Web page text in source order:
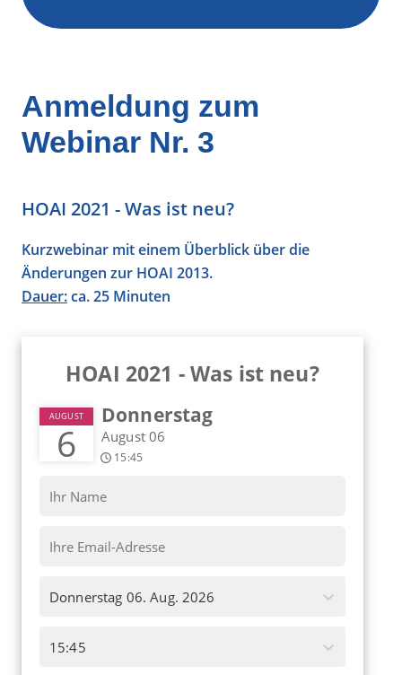
Anmeldung zum
Webinar Nr. 3
HOAI 2021 - Was ist neu?
Kurzwebinar mit einem Überblick über die
Änderungen zur HOAI 2013.
Dauer:ca. 25 Minuten
HOAI 2021 - Was ist neu?
AUGUST
6
Donnerstag
August 06
15:45
Donnerstag 06. Aug. 2026
15:45